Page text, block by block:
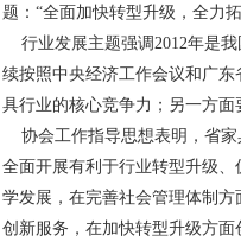
题：“全面加快转型升级，全力拓
行业发展主题强调2012年是我
续按照中央经济工作会议和广
具行业的核心竞争力；另一方面
协会工作指导思想表明，省家
全面开展有利于行业转型升级
学发展，在完善社会管理体制方
创新服务，在加快转型升级方